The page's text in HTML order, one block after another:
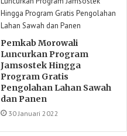
Pemkab Morowali
Luncurkan Program
Jamsostek Hingga
Program Gratis
Pengolahan Lahan Sawah
dan Panen
30 Januari 2022